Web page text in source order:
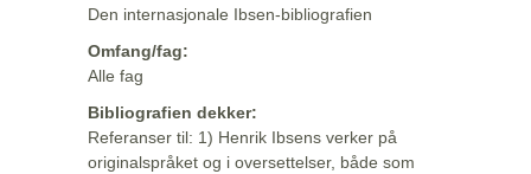
Den internasjonale Ibsen-bibliografien
Omfang/fag:
Alle fag
Bibliografien dekker:
Referanser til: 1) Henrik Ibsens verker på
originalspråket og i oversettelser, både som